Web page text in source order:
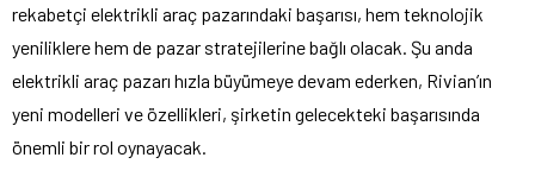
rekabetçi elektrikli araç pazarındaki başarısı, hem teknolojik
yeniliklere hem de pazar stratejilerine bağlı olacak. Şu anda
elektrikli araç pazarı hızla büyümeye devam ederken, Rivian’ın
yeni modelleri ve özellikleri, şirketin gelecekteki başarısında
önemli bir rol oynayacak.